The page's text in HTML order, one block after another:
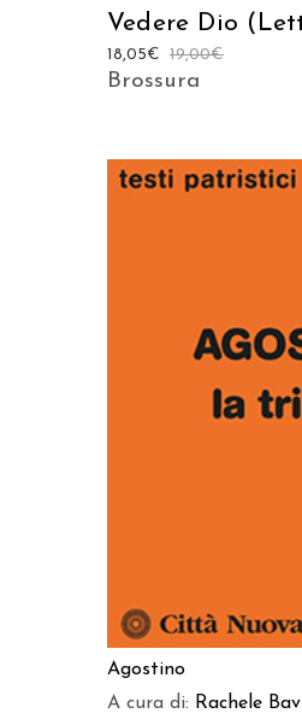
Vedere Dio
19,00€
18,05€
Brossura
AGGIUNGI AL
Agostino
A cura di: Rachele